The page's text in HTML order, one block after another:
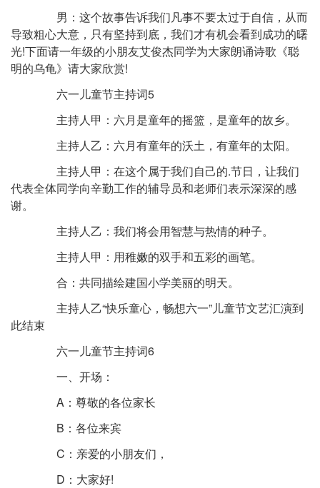
男：这个故事告诉我们凡事不要太过于自信，从而
导致粗心大意，只有坚持到底，我们才有机会看到成功的曙
光!下面请一年级的小朋友艾俊杰同学为大家朗诵诗歌《聪
明的乌龟》请大家欣赏!
六一儿童节主持词5
主持人甲：六月是童年的摇篮，是童年的故乡。
主持人乙：六月有童年的沃土，有童年的太阳。
主持人甲：在这个属于我们自己的.节日，让我们
代表全体同学向辛勤工作的辅导员和老师们表示深深的感
谢。
主持人乙：我们将会用智慧与热情的种子。
主持人甲：用稚嫩的双手和五彩的画笔。
合：共同描绘建国小学美丽的明天。
主持人乙“快乐童心，畅想六一”儿童节文艺汇演到
此结束
六一儿童节主持词6
一、开场：
A：尊敬的各位家长
B：各位来宾
C：亲爱的小朋友们，
D：大家好!